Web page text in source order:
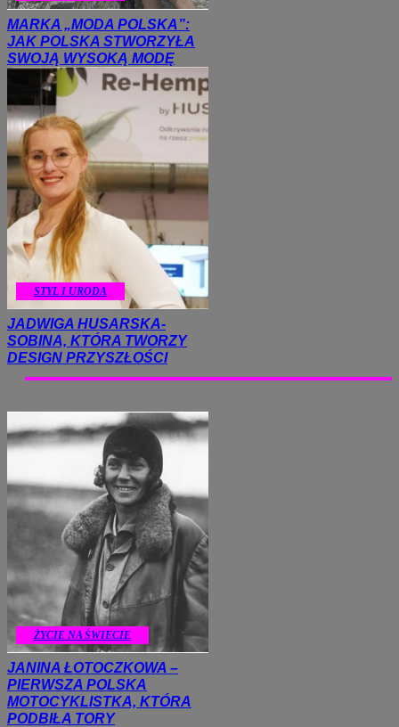
MARKA „MODA POLSKA”:
JAK POLSKA STWORZYŁA
SWOJĄ WYSOKĄ MODĘ
STYL I URODA
JADWIGA HUSARSKA-
SOBINA, KTÓRA TWORZY
DESIGN PRZYSZŁOŚCI
ŻYCIE NA ŚWIECIE
JANINA ŁOTOCZKOWA –
PIERWSZA POLSKA
MOTOCYKLISTKA, KTÓRA
PODBIŁA TORY